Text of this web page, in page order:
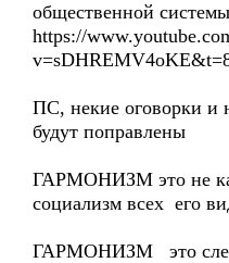
общественной
https://
ПС, некие оговорки и
будут поправлены
ГАРМОНИЗМ это не
социализм всех его
ГАРМОНИЗМ это